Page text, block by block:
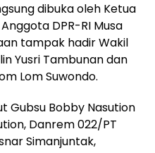
dibuka oleh Ketua
DPR-RI Musa
tampak hadir Wakil
Yusri Tambunan dan
Lom Suwondo.
Gubsu Bobby Nasution
Danrem 022/PT
Simanjuntak,